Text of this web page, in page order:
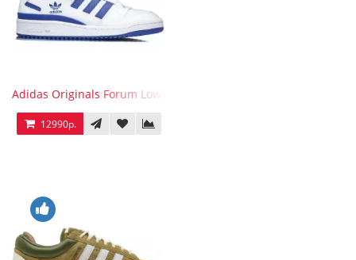
Adidas Originals Forum Low WB White Blue
12990р.